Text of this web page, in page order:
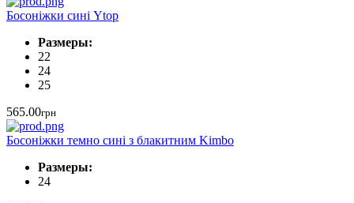
Босоніжки сині Ytop
Размеры:
22
24
25
565.00грн
Босоніжки темно сині з блакитним Kimbo
Размеры:
24